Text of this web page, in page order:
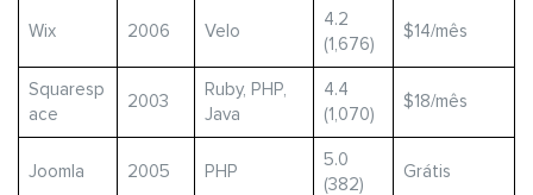
Wix 2006 Velo
4.2
(1,676)
$14/mês
Squaresp
ace
2003
Ruby, PHP,
Java
4.4
(1,070)
$18/mês
Joomla 2005 PHP
5.0
(382)
Grátis